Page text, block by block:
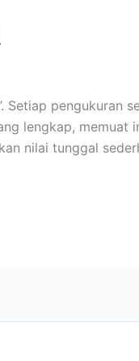
Setiap pengukuran
lengkap, memuat
nilai tunggal